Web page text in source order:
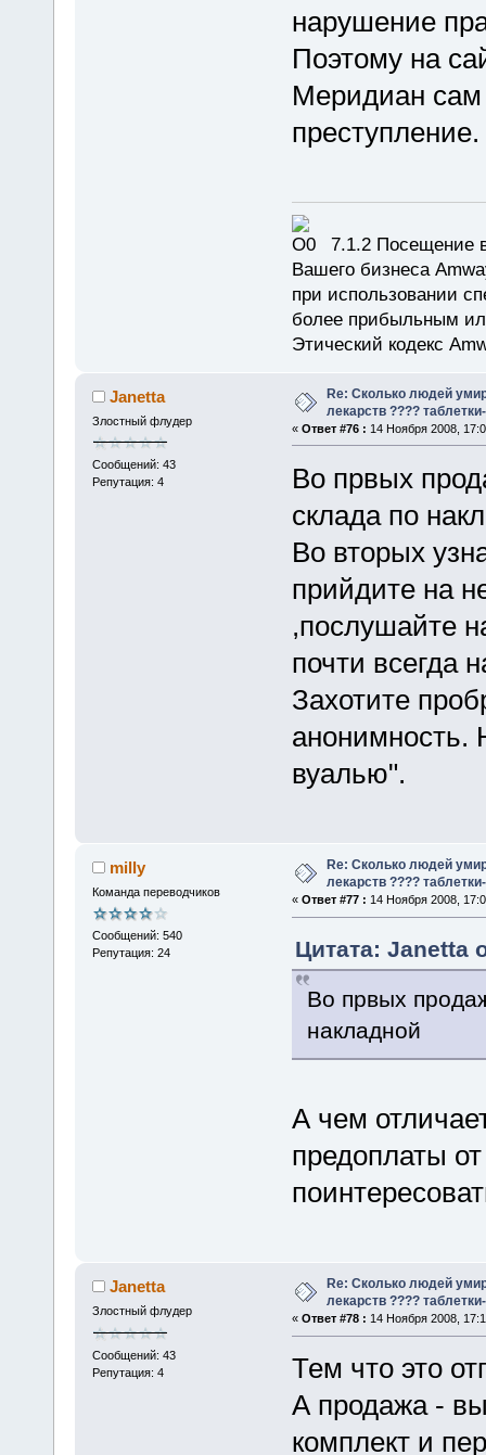
нарушение
Поэтому на
Меридиан сам
преступление.
7.1.2 Посещение
Вашего бизнеса
при использовании
более прибыльным
Этический кодекс
Janetta
Злостный флудер
Сообщений: 43
Репутация: 4
Re: Сколько людей
лекарств ????
« Ответ #76 : 14 Ноября 2008,
Во првых
склада по
Во вторых
прийдите на
,послушайте
почти всегда
Захотите
анонимность.
вуалью".
milly
Команда переводчиков
Сообщений: 540
Репутация: 24
Re: Сколько людей
лекарств ????
« Ответ #77 : 14 Ноября 2008,
Цитата: Janetta
Во првых
накладной
А чем
предоплаты
Janetta
Злостный флудер
Сообщений: 43
Репутация: 4
Re: Сколько людей
лекарств ????
« Ответ #78 : 14 Ноября 2008,
Тем что это
А продажа -
комплект и